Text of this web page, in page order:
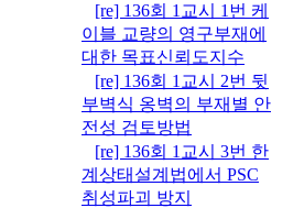
[re] 136회 1교시 1번 케
이블 교량의 영구부재에
대한 목표신뢰도지수
[re] 136회 1교시 2번 뒷
부벽식 옹벽의 부재별 안
전성 검토방법
[re] 136회 1교시 3번 한
계상태설계법에서 PSC
취성파괴 방지